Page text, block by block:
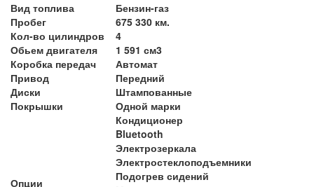
Вид топлива
Бензин-газ
Пробег
675 330 км.
Кол-во цилиндров
4
Обьем двигателя
1 591 см3
Коробка передач
Автомат
Привод
Передний
Диски
Штампованные
Покрышки
Одной марки
Опции
Кондиционер
Bluetooth
Электрозеркала
Электростеклоподъемники
Подогрев сидений